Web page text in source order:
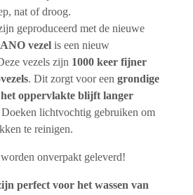
nat of droog.
geproduceerd met de nieuwe
vezelis een nieuw
vezels zijn 1000 keer fijner
. Dit zorgt voor een grondige
oppervlakte blijft langer
lichtvochtig gebruiken om
te reinigen.
onverpakt geleverd!
perfect voor het wassen van